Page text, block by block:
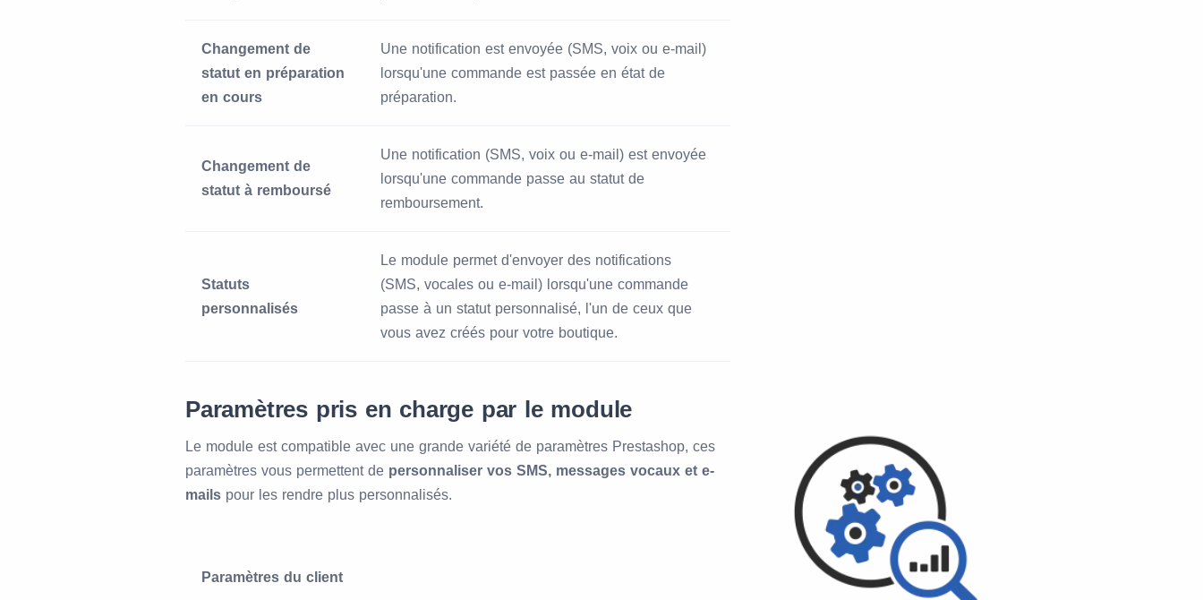
Changement de
statut en préparation
en cours
Une notification est envoyée (SMS, voix ou e-mail)
lorsqu'une commande est passée en état de
préparation.
Changement de
statut à remboursé
Une notification (SMS, voix ou e-mail) est envoyée
lorsqu'une commande passe au statut de
remboursement.
Statuts
personnalisés
Le module permet d'envoyer des notifications
(SMS, vocales ou e-mail) lorsqu'une commande
passe à un statut personnalisé, l'un de ceux que
vous avez créés pour votre boutique.
Paramètres pris en charge par le module
Le module est compatible avec une grande variété de paramètres Prestashop, ces
paramètres vous permettent de personnaliser vos SMS, messages vocaux et e-
mails pour les rendre plus personnalisés.
Paramètres du client